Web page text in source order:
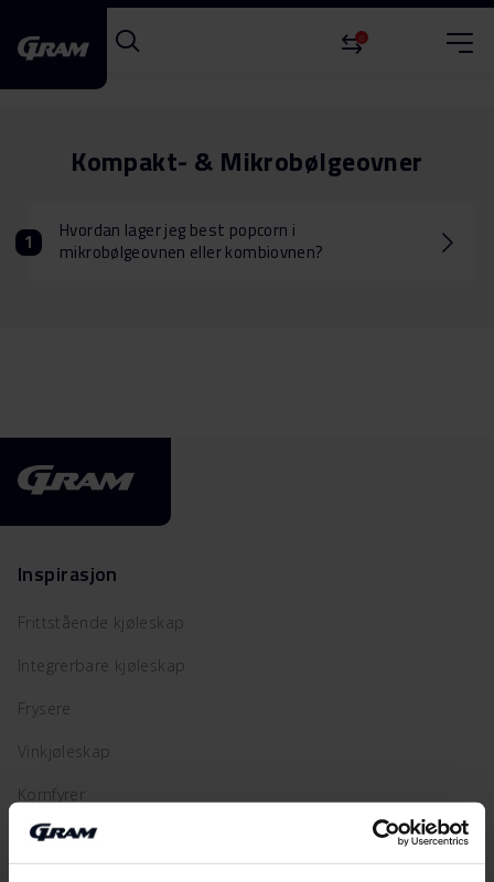
0
Kompakt- & Mikrobølgeovner
Hvordan lager jeg best popcorn i
mikrobølgeovnen eller kombiovnen?
Inspirasjon
Frittstående kjøleskap
Integrerbare kjøleskap
Frysere
Vinkjøleskap
Komfyrer
Ovner